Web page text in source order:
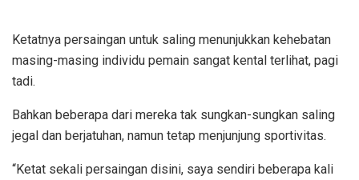
Ketatnya persaingan untuk saling menunjukkan kehebatan
masing-masing individu pemain sangat kental terlihat, pagi
tadi.
Bahkan beberapa dari mereka tak sungkan-sungkan saling
jegal dan berjatuhan, namun tetap menjunjung sportivitas.
“Ketat sekali persaingan disini, saya sendiri beberapa kali